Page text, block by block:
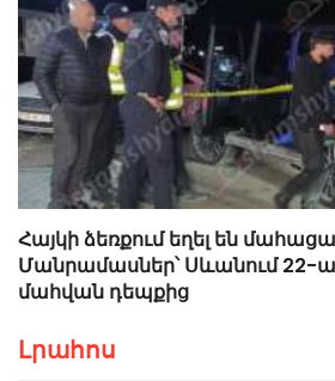
Հայկի ձեռքում եղել են
Մանրամասներ՝ Սևանում 22-
մահվան դեպքից
Լրահոս